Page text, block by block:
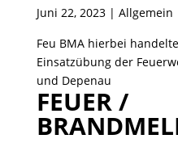
Juni 22, 2023| Allgemein
Feu BMA hierbei
Einsatzübung der
und Depenau
FEUER /